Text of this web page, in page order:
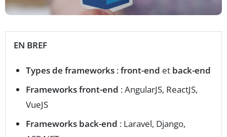
EN BREF
Types de frameworks :front-end et back-end
Frameworks front-end : AngularJS, ReactJS,
VueJS
Frameworks back-end : Laravel, Django,